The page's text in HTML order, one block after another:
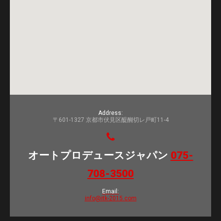
Address:
〒601-1327 京都市伏見区醍醐切レ戸町11-4
オートプロデュースジャパン 075-
708-3500
Email:
info@itk-2015.com